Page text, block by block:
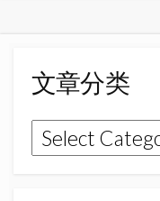
o
o
k
r
a
m
C
h
文章分类
文
章